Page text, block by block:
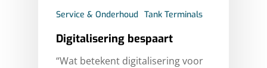
Service & Onderhoud Tank Terminals
Digitalisering bespaart
“Wat betekent digitalisering voor